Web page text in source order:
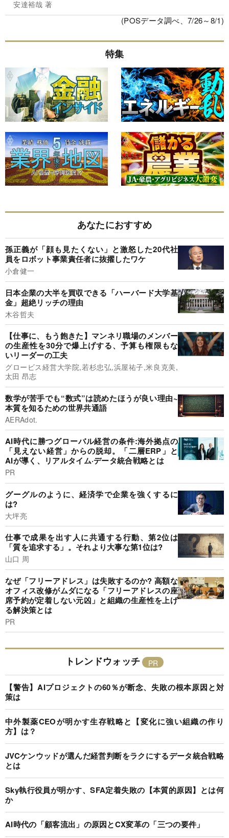
安達裕哉 著
(POSデータ調べ、7/26～8/1)
特集
あなたにおすすめ
孫正義が「顔も見たくない」と激怒した20代社
員をロボット事業責任者に抜擢したワケ
小倉健一
日本企業の大半を買収できる「ハーバード大学基
金」超絶リッチの理由
木谷哲夫
【仕事に、もう飽きた】マンネリ職場のメンバー
の生産性を30分で爆上げする、予算も権限もな
いリーダーの工夫
グロービス経営大学院,若杉忠弘,浜屋祐子,米良克美,
太田 昂志
数学が苦手でも“数式”は読めたほうが良い理由~
本質を知るための世界共通語
AERAdot.
AI時代に勝つグローバル経営の条件:海外拠点の
「見えない経営」からの脱却。「二層ERP」と
AIが導く、リアルタイム·データ統合戦略とは
PR
グーグルのように、経済学で企業を強くするに
は?
大坪亮
仕事で成果を出す人に共通する行動、第2位は
「質を追求する」。それより大事な第1位は?
山口 周
なぜ「フリーアドレス」は失敗するのか? 高額な
オフィス改修がムダになる「フリーアドレスの座
席予約が定着しない元凶」と組織の生産性を上げ
る解決策とは
PR
トレンドウォッチ
【警告】AIプロジェクトの60％が断念、失敗の根本原因と対
策は
中外製薬CEOが明かす生存戦略と【変化に強い組織の作り
方】は？
JVCケンウッドが選んだ経営判断をラクにするデータ統合戦略
とは
Sky執行役員が明かす、SFA定着失敗の【本質的原因】とは何
か
AI時代の「顧客流出」の原因とCX変革の「三つの要件」